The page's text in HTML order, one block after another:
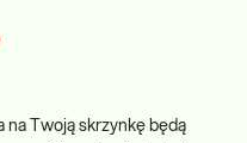
na Twoją skrzynkę będą